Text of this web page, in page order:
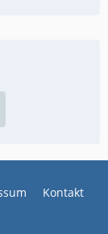
Kontakt